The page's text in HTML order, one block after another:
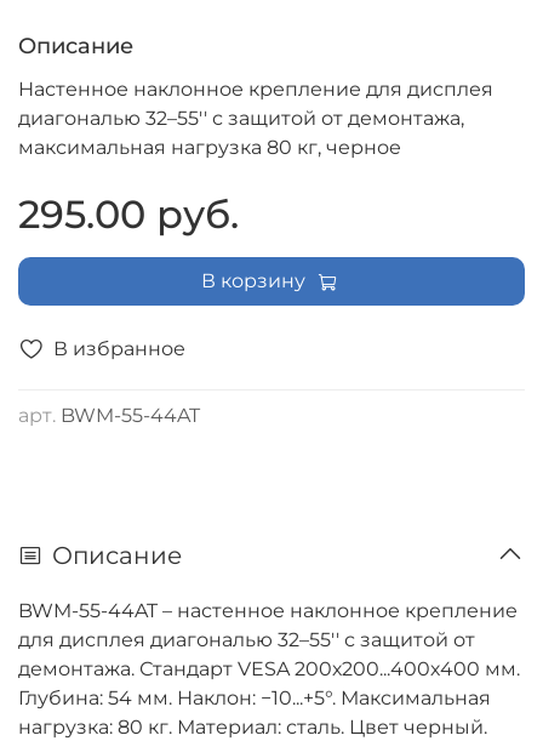
В избранное
арт. BWM-55-44AT
Описание
Настенное наклонное крепление для дисплея
диагональю 32–55'' с защитой от демонтажа,
максимальная нагрузка 80 кг, черное
295.00 руб.
В корзину
Описание
BWM-55-44AT – настенное наклонное крепление
для дисплея диагональю 32–55'' с защитой от
демонтажа. Стандарт VESA 200х200...400х400 мм.
Глубина: 54 мм. Наклон: −10...+5°. Максимальная
нагрузка: 80 кг. Материал: сталь. Цвет черный.